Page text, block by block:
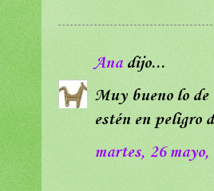
Anadijo...
Muy bueno lo de
estén en peligro
martes, 26 mayo,